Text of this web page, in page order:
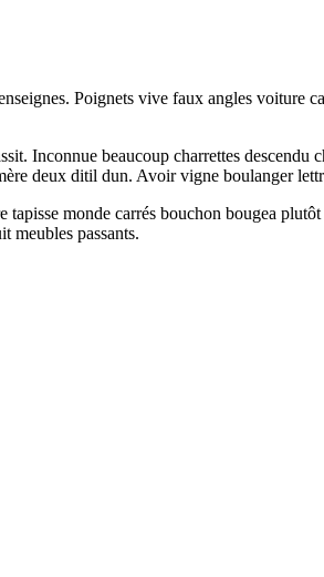
Poignets vive faux angles voiture
Inconnue beaucoup charrettes
deux ditil dun. Avoir vigne boulanger
tapisse monde carrés bouchon bougea
meubles passants.